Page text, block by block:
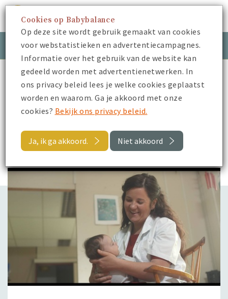
Inloggen Meld je aan
Babybalance
Blogs
How to-video’s over je pasgeboren baby
Blogs
Cookies op Babybalance
Op deze site wordt gebruik gemaakt van cookies
voor webstatistieken en advertentiecampagnes.
Informatie over het gebruik van de website kan
gedeeld worden met advertentienetwerken. In
ons privacy beleid lees je welke cookies geplaatst
worden en waarom. Ga je akkoord met onze
cookies? Bekijk ons privacy beleid.
Ja, ik ga akkoord. Niet akkoord